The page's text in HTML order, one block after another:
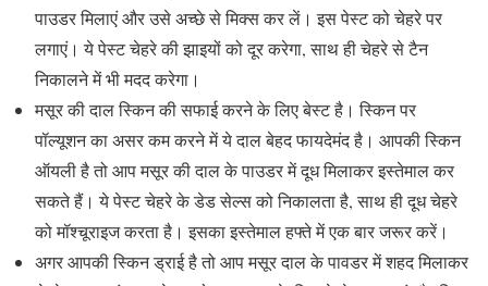
पाउडर मिलाएं और उसे अच्छे से मिक्स कर लें। इस पेस्ट को चेहरे पर
लगाएं। ये पेस्ट चेहरे की झाइयों को दूर करेगा, साथ ही चेहरे से टैन
निकालने में भी मदद करेगा।
मसूर की दाल स्किन की सफाई करने के लिए बेस्ट है। स्किन पर
पॉल्यूशन का असर कम करने में ये दाल बेहद फायदेमंद है। आपकी स्किन
ऑयली है तो आप मसूर की दाल के पाउडर में दूध मिलाकर इस्तेमाल कर
सकते हैं। ये पेस्ट चेहरे के डेड सेल्स को निकालता है, साथ ही दूध चेहरे
को मॉश्चूराइज करता है। इसका इस्तेमाल हफ्ते में एक बार जरूर करें।
अगर आपकी स्किन ड्राई है तो आप मसूर दाल के पावडर में शहद मिलाकर